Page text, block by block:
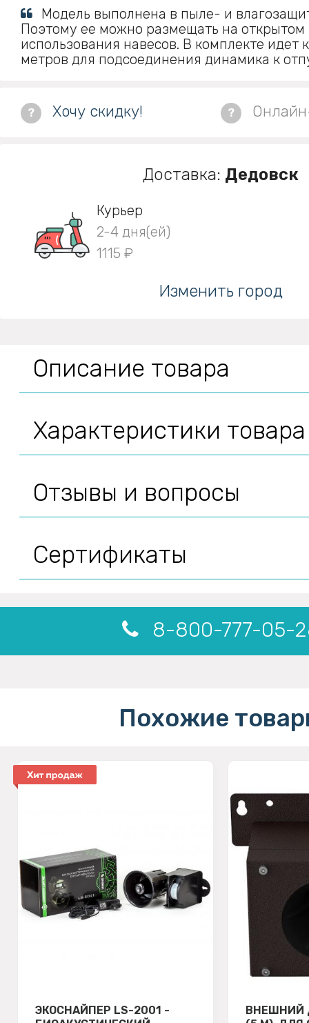
Модель выполнена в пыле- и
Поэтому ее можно размещать на открытом
использования навесов. В комплекте идет
метров для подсоединения динамика к
? Хочу скидку! ?
Доставка: Дедовск
Курьер
2-4 дня(ей)
1115 ₽
Изменить город
Описание товара
Характеристики товара
Отзывы и вопросы
Сертификаты
8-800-777-05-
Похожие
ЭКОСНАЙПЕР LS-2001 -
ВНЕШНИЙ